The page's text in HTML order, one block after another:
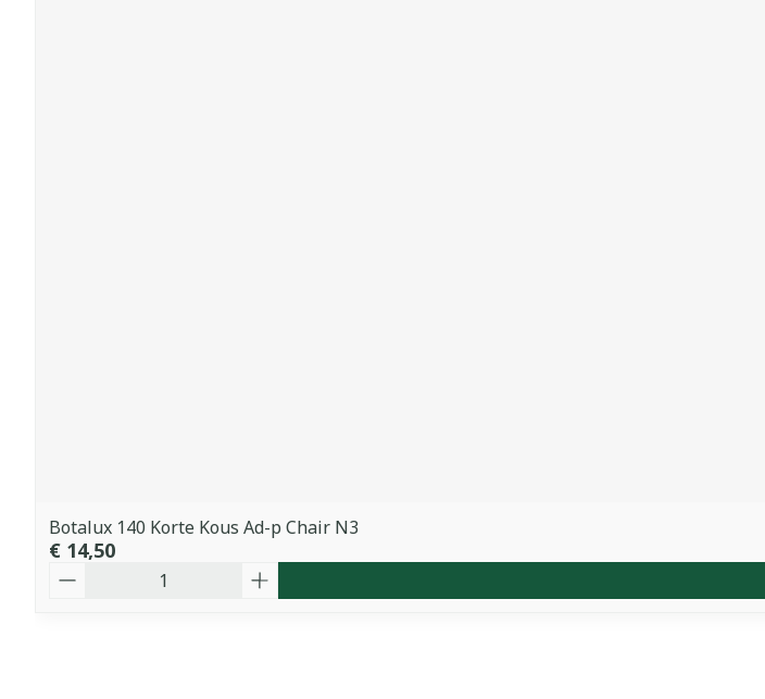
Botalux 140 Korte Kous Ad-p Chair N3
€ 14,50